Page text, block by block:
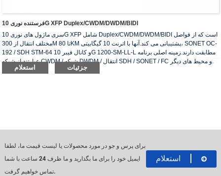
فرستنده نوری 10G XFP Duplex/CWDM/DWDM/BIDI
سری ماژول های نوری 10G XFP شامل Duplex/CWDM/DWDM/BIDI است که از فواصل
مختلف انتقال از 300M تا 80KM پشتیبانی می کند.آنها با اترنت 10 گیگابیتی، SONET OC-
192 / SDH STM-64 و کانال فیبر 10G 1200-SM-LL-L مطابقت دارند.زمینه اصلی برنامه
عبارتند از شبکه CWDM / شبکه DWDM / انتقال SDH / SONET / FC و محیط های دیگر.
استعلام جزئیات
برای پرس و جو در مورد محصولات یا لیست قیمت ما، لطفا
ایمیل خود را برای ما بگذارید و ما ظرف 24 ساعت با شما
تماس خواهیم گرفت.
استعلام